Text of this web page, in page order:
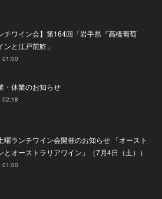
チワイン会】第164回「岩手県『高橋葡萄
ンと江戸前鮓」
01:00
・休業のお知らせ
02:18
曜ランチワイン会開催のお知らせ 「オースト
とオーストラリアワイン」（7月4日（土））
01:00